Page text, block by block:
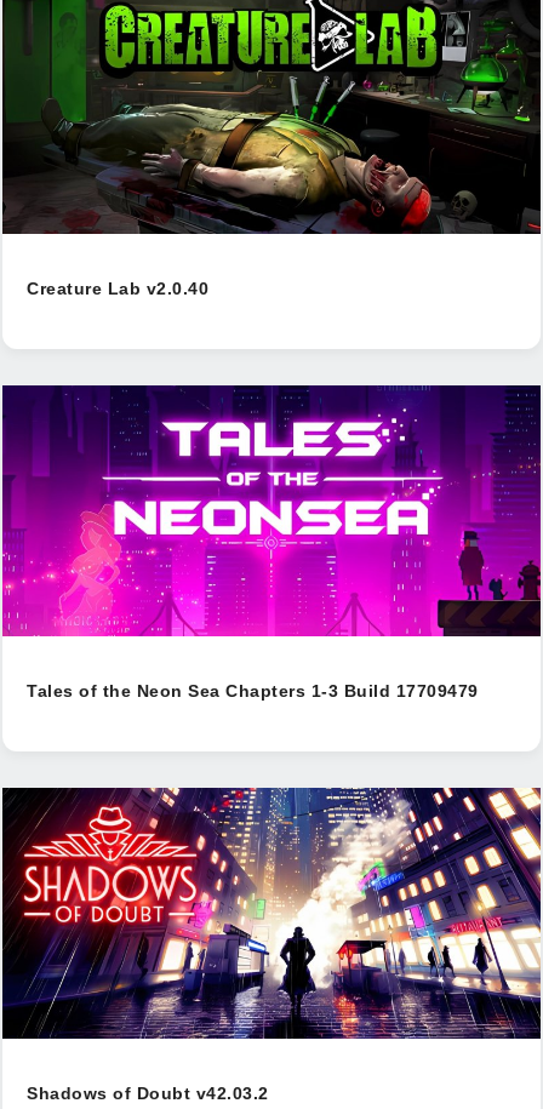
Creature Lab v2.0.40
Tales of the Neon Sea Chapters 1-3 Build 17709479
Shadows of Doubt v42.03.2